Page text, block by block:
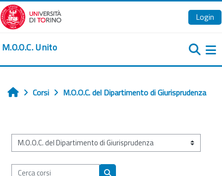
Vai al contenuto principale
Login
M.O.O.C. Unito
Home
Corsi M.O.O.C. del Dipartimento di Giurisprudenza
Categorie di corso
Cerca corsi